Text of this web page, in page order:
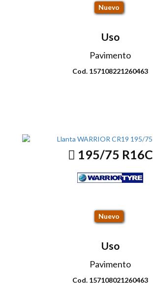
Nuevo
Uso
Pavimento
Cod. 157108221260463
195/75 R16C
Nuevo
Uso
Pavimento
Cod. 157108021260463